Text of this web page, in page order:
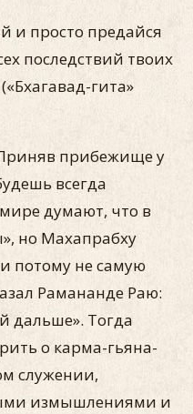
и просто предайся
последствий твоих
гита»
прибежище у
всегда
думают, что в
но Махапрабху
потому не самую
Рамананде Раю:
дальше». Тогда
о карма-гьяна-
служении,
измышлениями и